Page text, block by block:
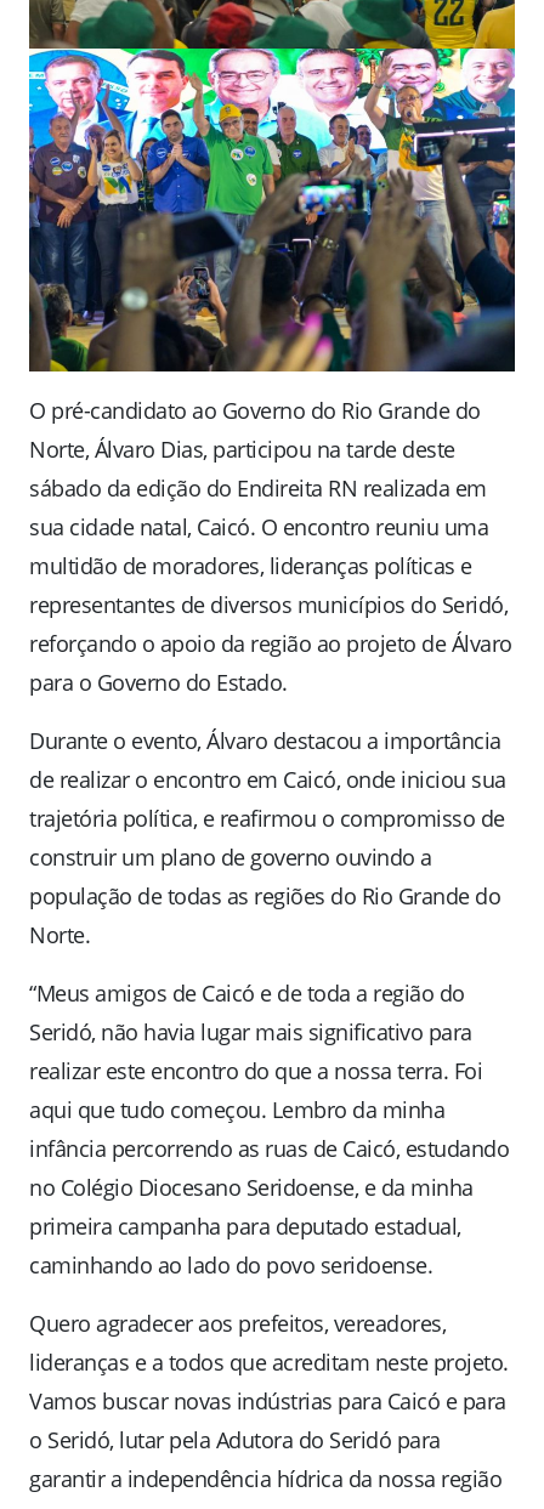
O pré-candidato ao Governo do Rio Grande do
Norte, Álvaro Dias, participou na tarde deste
sábado da edição do Endireita RN realizada em
sua cidade natal, Caicó. O encontro reuniu uma
multidão de moradores, lideranças políticas e
representantes de diversos municípios do Seridó,
reforçando o apoio da região ao projeto de Álvaro
para o Governo do Estado.
Durante o evento, Álvaro destacou a importância
de realizar o encontro em Caicó, onde iniciou sua
trajetória política, e reafirmou o compromisso de
construir um plano de governo ouvindo a
população de todas as regiões do Rio Grande do
Norte.
“Meus amigos de Caicó e de toda a região do
Seridó, não havia lugar mais significativo para
realizar este encontro do que a nossa terra. Foi
aqui que tudo começou. Lembro da minha
infância percorrendo as ruas de Caicó, estudando
no Colégio Diocesano Seridoense, e da minha
primeira campanha para deputado estadual,
caminhando ao lado do povo seridoense.
Quero agradecer aos prefeitos, vereadores,
lideranças e a todos que acreditam neste projeto.
Vamos buscar novas indústrias para Caicó e para
o Seridó, lutar pela Adutora do Seridó para
garantir a independência hídrica da nossa região